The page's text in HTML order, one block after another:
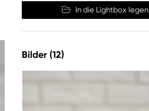
In die Lightbox legen
Bilder (12)